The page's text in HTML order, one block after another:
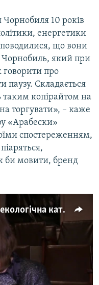
10 років
енергетики
що вони
Чорнобиль, який при
про
паузу. Складається
копірайтом на
торгувати», – каже
«Арабески»
спостереженням,
би мовити, бренд
«Чорнобиль – це не тільки екологічна катастрофа, це щось більше» – режисер театру
available